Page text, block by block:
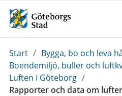
Du
är
här:
Start / Bygga, bo och leva
Boendemiljö, buller och
Luften i Göteborg /
Rapporter och data om